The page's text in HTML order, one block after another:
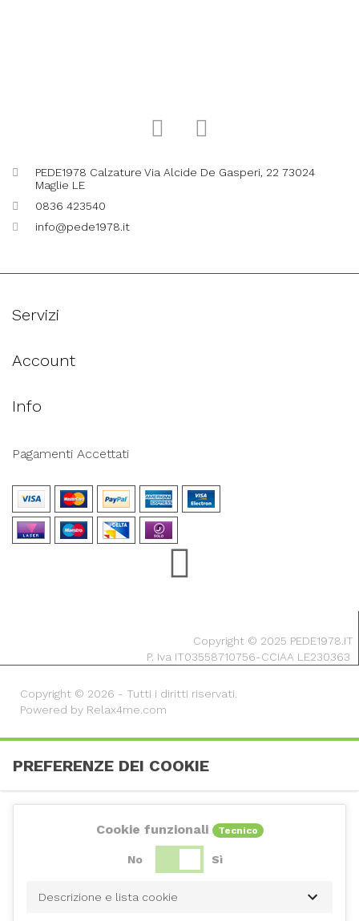
PEDE1978 Calzature Via Alcide De Gasperi, 22 73024
Maglie LE
0836 423540
info@pede1978.it
Servizi
Account
Info
Pagamenti Accettati
Copyright © 2025 PEDE1978.IT
P. Iva IT03558710756-CCIAA LE230363
Copyright © 2026 - Tutti i diritti riservati.
Powered by Relax4me.com
PREFERENZE DEI COOKIE
Cookie funzionali Tecnico
No Sì
Descrizione e lista cookie